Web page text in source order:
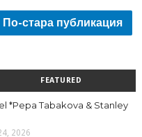
По-стара публикация
FEATURED
*Pepa Tabakova & Stanley
2026